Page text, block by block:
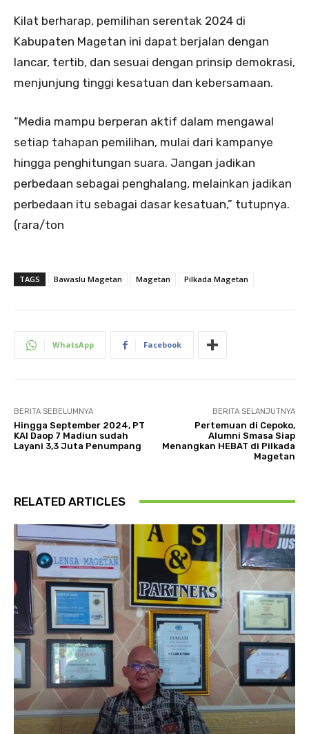
Kilat berharap, pemilihan serentak 2024 di
Kabupaten Magetan ini dapat berjalan dengan
lancar, tertib, dan sesuai dengan prinsip demokrasi,
menjunjung tinggi kesatuan dan kebersamaan.
“Media mampu berperan aktif dalam mengawal
setiap tahapan pemilihan, mulai dari kampanye
hingga penghitungan suara. Jangan jadikan
perbedaan sebagai penghalang, melainkan jadikan
perbedaan itu sebagai dasar kesatuan,” tutupnya.
(rara/ton
TAGS Bawaslu Magetan Magetan Pilkada Magetan
WhatsApp Facebook
BERITA SEBELUMNYA
Hingga September 2024, PT
KAI Daop 7 Madiun sudah
Layani 3,3 Juta Penumpang
BERITA SELANJUTNYA
Pertemuan di Cepoko,
Alumni Smasa Siap
Menangkan HEBAT di Pilkada
Magetan
RELATED ARTICLES